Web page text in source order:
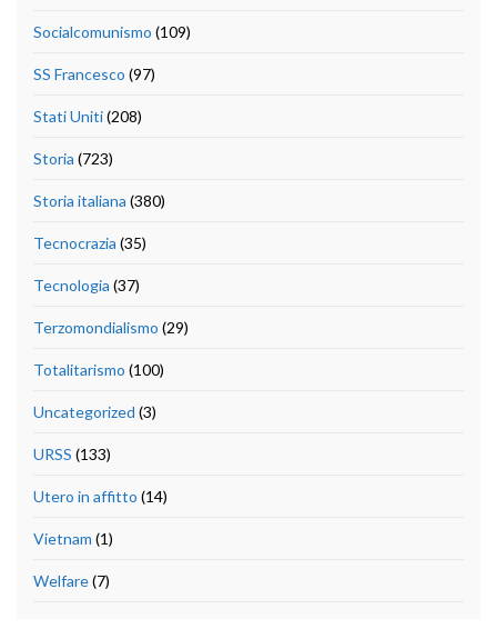
Socialcomunismo (109)
SS Francesco (97)
Stati Uniti(208)
Storia (723)
Storia italiana (380)
Tecnocrazia (35)
Tecnologia (37)
Terzomondialismo (29)
Totalitarismo (100)
Uncategorized (3)
URSS (133)
Utero in affitto (14)
Vietnam (1)
Welfare(7)